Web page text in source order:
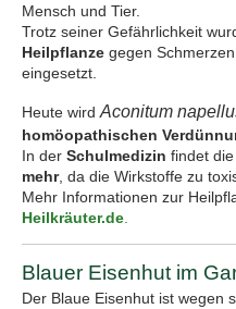
Mensch und Tier.
Trotz seiner Gefährlichkeit
Heilpflanze gegen
eingesetzt.
Heute wird Aconitum
homöopathischen
In der Schulmedizin findet
mehr, da die Wirkstoffe zu
Mehr Informationen zur
Heilkräuter.de
Blauer Eisenhut im
Der Blaue Eisenhut ist wegen